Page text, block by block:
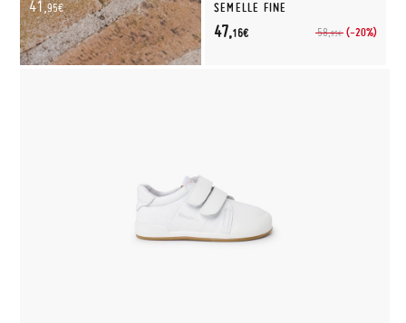
41,95€ SEMELLE FINE
58,95€ (-20%)
47,16€